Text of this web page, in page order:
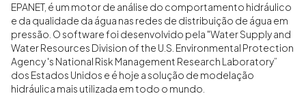
EPANET, é um motor de análise do comportamento hidráulico
e da qualidade da água nas redes de distribuição de água em
pressão. O software foi desenvolvido pela "Water Supply and
Water Resources Division of the U.S. Environmental Protection
Agency 's National Risk Management Research Laboratory”
dos Estados Unidos e é hoje a solução de modelação
hidráulica mais utilizada em todo o mundo.